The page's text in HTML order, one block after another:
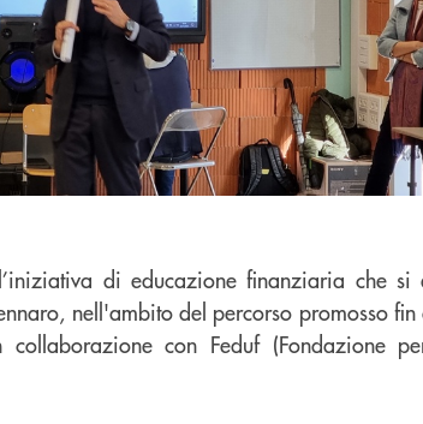
di educazione finanziaria che si
nell'ambito del percorso promosso
con Feduf (Fondazione